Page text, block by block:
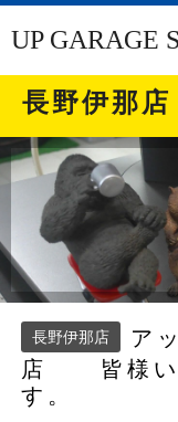
UP GARAGE
長野伊那店
長野伊那店
ア
店 皆様い
す。